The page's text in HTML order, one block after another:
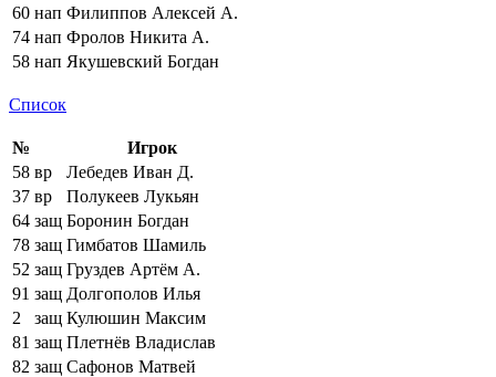
60 нап Филиппов Алексей А.
74 нап Фролов Никита А.
58 нап Якушевский Богдан
Список
№
Игрок
58 вр
Лебедев Иван Д.
37 вр
Полукеев Лукьян
64 защ Боронин Богдан
78 защ Гимбатов Шамиль
52 защ Груздев Артём А.
91 защ Долгополов Илья
2
защ Кулюшин Максим
81 защ Плетнёв Владислав
82 защ Сафонов Матвей